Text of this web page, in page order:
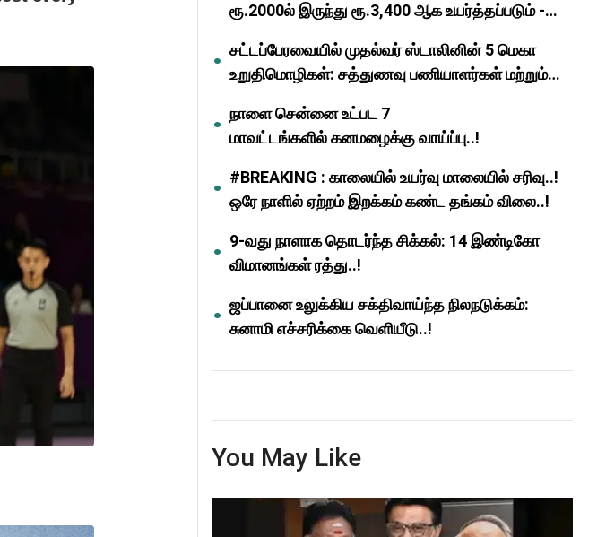
ரூ.2000ல் இருந்து ரூ.3,400 ஆக உயர்த்தப்படும் -
சட்டப்பேரவையில் முதல்வர் ஸ்டாலினின் 5 மெகா
உறுதிமொழிகள்: சத்துணவு பணியாளர்கள் மற்றும்
நாளை சென்னை உட்பட 7
மாவட்டங்களில் கனமழைக்கு வாய்ப்பு..!
#BREAKING : காலையில் உயர்வு மாலையில் சரிவு..!
ஒரே நாளில் ஏற்றம் இறக்கம் கண்ட தங்கம் விலை..!
9-வது நாளாக தொடர்ந்த சிக்கல்: 14 இண்டிகோ
விமானங்கள் ரத்து..!
ஜப்பானை உலுக்கிய சக்திவாய்ந்த நிலநடுக்கம்:
சுனாமி எச்சரிக்கை வெளியீடு..!
You May Like